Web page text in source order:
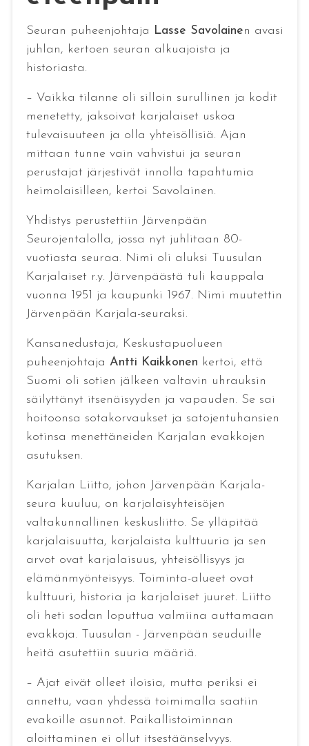
Seuran puheenjohtaja Lasse Savolainen avasi
juhlan, kertoen seuran alkuajoista ja
historiasta.
– Vaikka tilanne oli silloin surullinen ja kodit
menetetty, jaksoivat karjalaiset uskoa
tulevaisuuteen ja olla yhteisöllisiä. Ajan
mittaan tunne vain vahvistui ja seuran
perustajat järjestivät innolla tapahtumia
heimolaisilleen, kertoi Savolainen.
Yhdistys perustettiin Järvenpään
Seurojentalolla, jossa nyt juhlitaan 80-
vuotiasta seuraa. Nimi oli aluksi Tuusulan
Karjalaiset r.y. Järvenpäästä tuli kauppala
vuonna 1951 ja kaupunki 1967. Nimi muutettin
Järvenpään Karjala-seuraksi.
Kansanedustaja, Keskustapuolueen
puheenjohtaja Antti Kaikkonen kertoi, että
Suomi oli sotien jälkeen valtavin uhrauksin
säilyttänyt itsenäisyyden ja vapauden. Se sai
hoitoonsa sotakorvaukset ja satojentuhansien
kotinsa menettäneiden Karjalan evakkojen
asutuksen.
Karjalan Liitto, johon Järvenpään Karjala-
seura kuuluu, on karjalaisyhteisöjen
valtakunnallinen keskusliitto. Se ylläpitää
karjalaisuutta, karjalaista kulttuuria ja sen
arvot ovat karjalaisuus, yhteisöllisyys ja
elämänmyönteisyys. Toiminta-alueet ovat
kulttuuri, historia ja karjalaiset juuret. Liitto
oli heti sodan loputtua valmiina auttamaan
evakkoja. Tuusulan - Järvenpään seuduille
heitä asutettiin suuria määriä.
– Ajat eivät olleet iloisia, mutta periksi ei
annettu, vaan yhdessä toimimalla saatiin
evakoille asunnot. Paikallistoiminnan
aloittaminen ei ollut itsestäänselvyys.